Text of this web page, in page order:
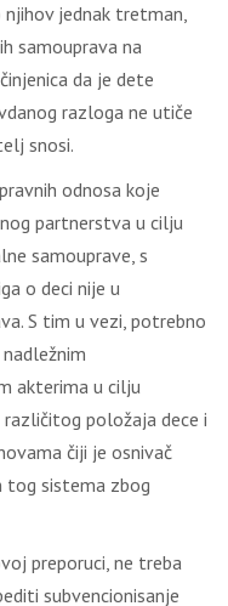
njihov jednak tretman,
samouprava na
da je dete
razloga ne utiče
snosi.
odnosa koje
partnerstva u cilju
samouprave, s
o deci nije u
S tim u vezi, potrebno
akterima u cilju
položaja dece i
čiji je osnivač
tog sistema zbog
preporuci, ne treba
subvencionisanje